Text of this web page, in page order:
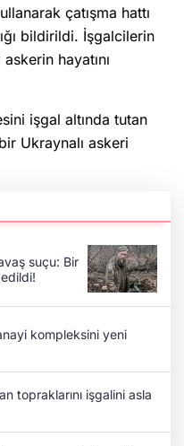
çatışma hattı
bildirildi. İşgalcilerin
hayatını
işgal altında tutan
Ukraynalı askeri
suçu: Bir
kompleksini yeni
topraklarını işgalini asla